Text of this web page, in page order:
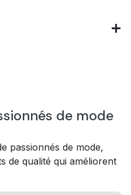
de mode
passionnés de mode,
de qualité qui améliorent